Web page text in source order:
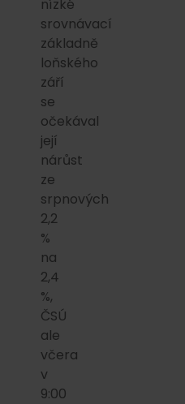
nízké
srovnávací
základně
loňského
září
se
očekával
její
nárůst
ze
srpnových
2,2
%
na
2,4
%,
ČSÚ
ale
včera
v
9:00